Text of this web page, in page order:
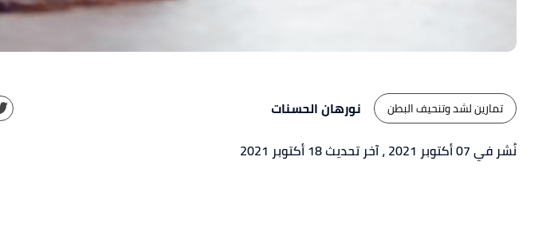
تمارين لشد وتنحيف البطن
نورهان الحسنات
نُشر في 07 أكتوبر 2021
، آخر تحديث 18 أكتوبر 2021